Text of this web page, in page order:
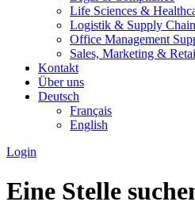
Life Sciences &
Logistik & Supply Chain
Office Management
Sales, Marketing &
Kontakt
Über uns
Deutsch
Français
English
Login
Eine Stelle